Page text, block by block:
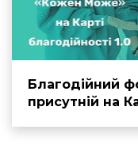
Благодійний
присутній на